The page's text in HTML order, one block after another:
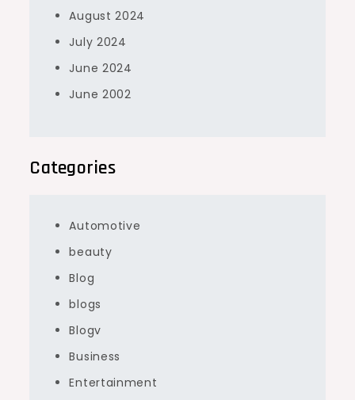
August 2024
July 2024
June 2024
June 2002
Categories
Automotive
beauty
Blog
blogs
Blogv
Business
Entertainment